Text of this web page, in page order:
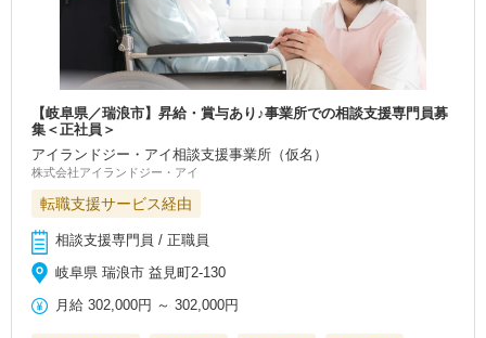
【岐阜県／瑞浪市】昇給・賞与あり♪事業所での相談支援専門員募
集＜正社員＞
アイランドジー・アイ相談支援事業所（仮名）
株式会社アイランドジー・アイ
転職支援サービス経由
相談支援専門員 / 正職員
岐阜県 瑞浪市 益見町2-130
月給 302,000円 ～302,000円